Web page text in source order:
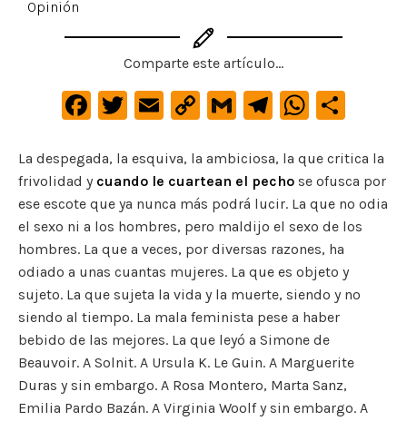
Opinión
Comparte este artículo...
F
c
e
b
o
o
k
T
it
te
r
E
ai
l
C
p
y
Li
n
k
G
ai
l
Te
gr
a
m
W
at
s
A
p
p
m
p
ar
La despegada, la esquiva, la ambiciosa, la que critica la
frivolidad ycuando le cuartean el pecho se ofusca por
ese escote que ya nunca más podrá lucir. La que no odia
el sexo ni a los hombres, pero maldijo el sexo de los
hombres. La que a veces, por diversas razones, ha
odiado a unas cuantas mujeres. La que es objeto y
sujeto. La que sujeta la vida y la muerte, siendo y no
siendo al tiempo. La mala feminista pese a haber
bebido de las mejores. La que leyó a Simone de
Beauvoir. A Solnit. A Ursula K. Le Guin. A Marguerite
Duras y sin embargo. A Rosa Montero, Marta Sanz,
Emilia Pardo Bazán. A Virginia Woolf y sin embargo. A